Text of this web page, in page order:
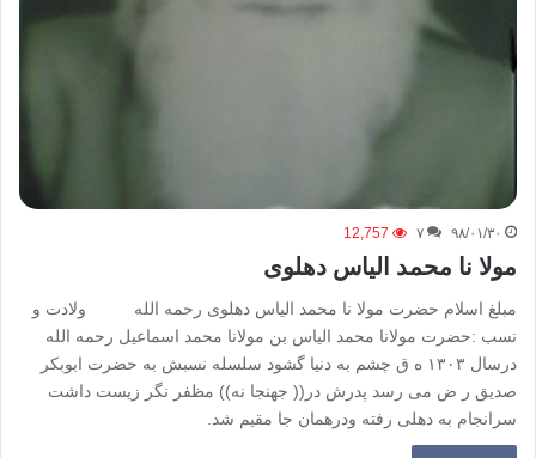
۹۸/۰۱/۳۰ ۷ 12,757
مولا نا محمد الیاس دهلوی
مبلغ اسلام حضرت مولا نا محمد الیاس دهلوی رحمه الله ولادت و
نسب :حضرت مولانا محمد الیاس بن مولانا محمد اسماعیل رحمه الله
درسال ۱۳۰۳ ه ق چشم به دنیا گشود سلسله نسبش به حضرت ابوبکر
صدیق ر ض می رسد پدرش در(( جهنجا نه)) مظفر نگر زیست داشت
سرانجام به دهلی رفته ودرهمان جا مقیم شد.